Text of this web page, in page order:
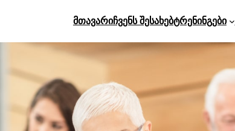
ᲛთავარიᲩვენს ᲨესახებᲢრენინგები